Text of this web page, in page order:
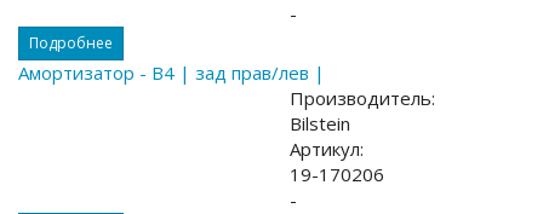
-
Подробнее
Амортизатор - B4 | зад прав/лев |
Производитель:
Bilstein
Артикул:
19-170206
-